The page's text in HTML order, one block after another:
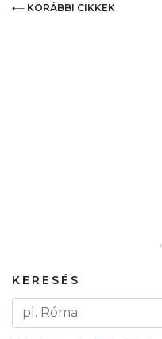
KORÁBBI CIKKEK
KERESÉS